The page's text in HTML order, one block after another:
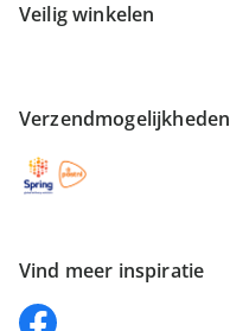
Veilig winkelen
Verzendmogelijkheden
Vind meer inspiratie